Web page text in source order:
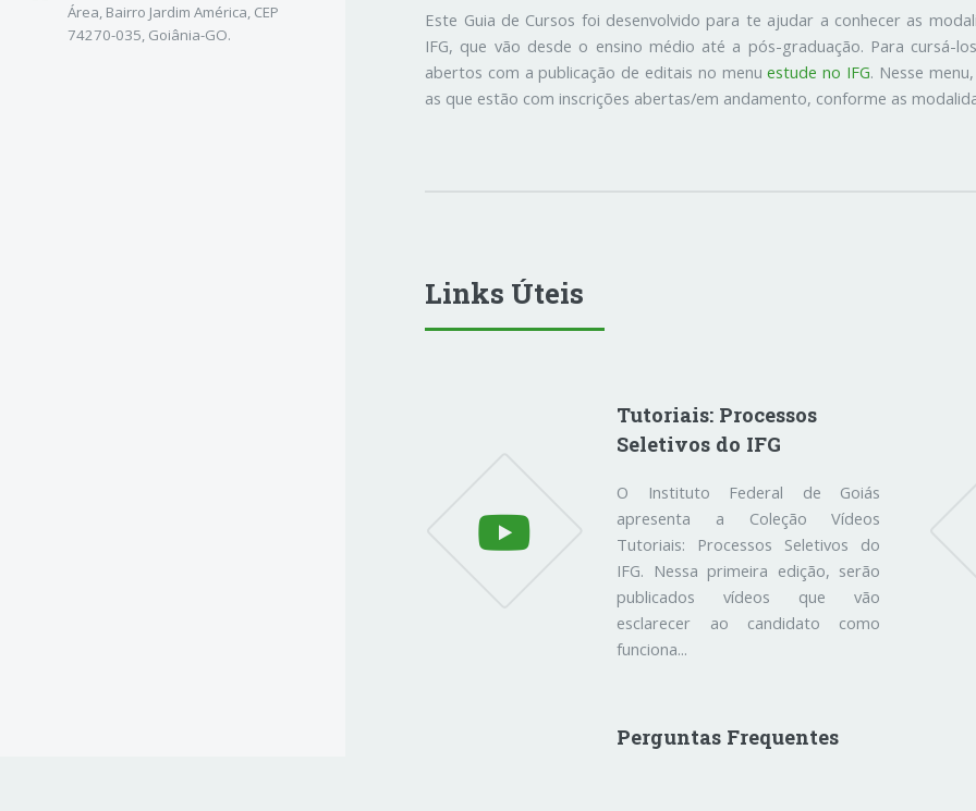
Este Guia de Cursos foi desenvolvido para te ajudar a conhecer as
IFG, que vão desde o ensino médio até a pós-graduação. Para cursá-
abertos com a publicação de editais no menuestude no IFG. Nesse
as que estão com inscrições abertas/em andamento, conforme as
Links Úteis
Tutoriais: Processos
Seletivos do IFG
O Instituto Federal de Goiás
apresenta a Coleção Vídeos
Tutoriais: Processos Seletivos do
IFG. Nessa primeira edição, serão
publicados vídeos que vão
esclarecer ao candidato como
funciona...
Perguntas Frequentes
Área, Bairro Jardim América, CEP
74270-035, Goiânia-GO.